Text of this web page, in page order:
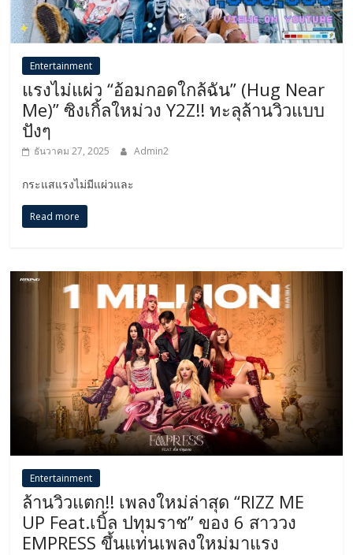
Entertainment
แรงไม่แผ่ว “อ้อมกอดใกล้ฉัน” (Hug Near
Me)” ซิงเกิ้ลใหม่วง Y2Z!! ทะลุล้านวิวแบบ
ปังๆ
ธันวาคม 27, 2025 Admin2
กระแสแรงไม่มีแผ่วและ
Read more
Entertainment
ล้านวิวแตก!! เพลงใหม่ล่าสุด “RIZZ ME
UP Feat.เบิ้ล ปทุมราช” ของ 6 สาววง
EMPRESS ขึ้นแท่นเพลงใหม่มาแรง